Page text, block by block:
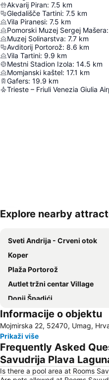
Akvarij Piran: 7.5 km
Gledališče Tartini: 7.5 km
Vila Piranesi: 7.5 km
Pomorski Muzej Sergej Mašera:
Muzej Solinarstva: 7.7 km
Avditorij Portorož: 8.6 km
Vila Tartini: 9.9 km
Mestni Stadion Izola: 14.5 km
Momjanski kaštel: 17.1 km
Gafers: 19.9 km
Trieste – Friuli Venezia Giulia
Explore nearby
Sveti Andrija - Crveni otok
Koper
Plaža Portorož
Autlet tržni centar Village
Donji Špadići
Katoro
Glavna železnička stanica Trst
Slovenska Obala
Laguna Stella Maris
Zlatni Rt
Informacije o objektu
Mojmirska 22, 52470, Umag,
Prikaži više
Frequently Asked
Savudrija Plava
Is there a pool area at Rooms